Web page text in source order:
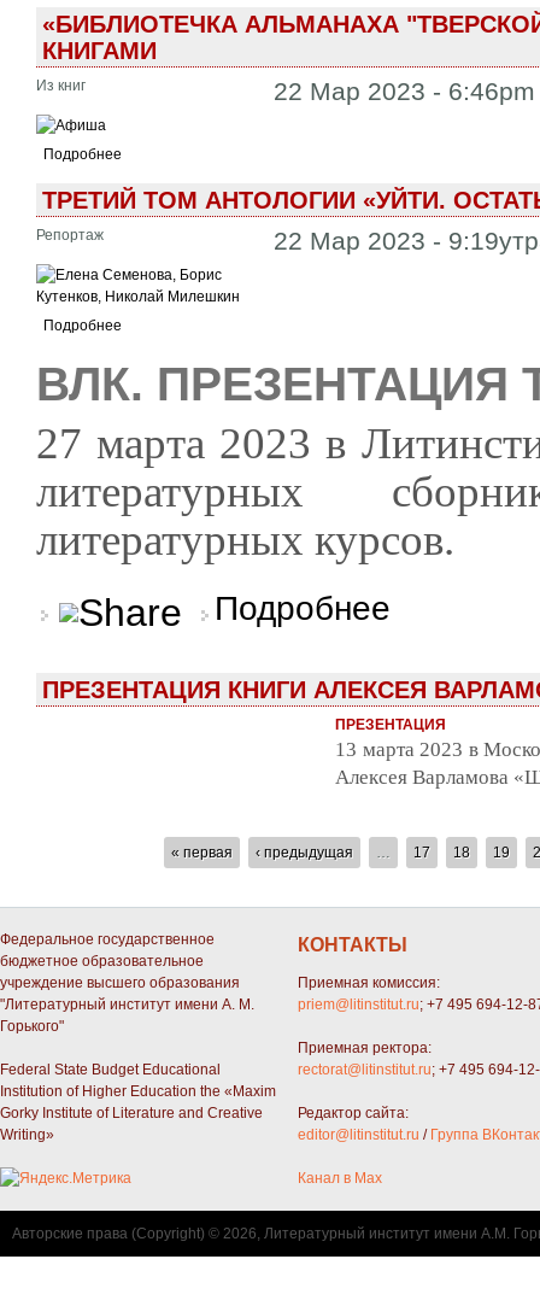
«БИБЛИОТЕЧКА АЛЬМАНАХА
КНИГАМИ
Из книг 22 Мар 2023 - 6:46pm
Подробнее
ТРЕТИЙ ТОМ АНТОЛОГИИ «УЙТИ.
Репортаж 22 Мар 2023 -
Подробнее
ВЛК. ПРЕЗЕНТАЦИЯ
27 марта 2023 в
литературных
литературных курсов.
Подробнее
ПРЕЗЕНТАЦИЯ КНИГИ АЛЕКСЕЯ
ПРЕЗЕНТАЦИЯ
13 марта 2023 в
Алексея Варламова
СТРАНИЦЫ« первая ‹ предыдущая … 17 18 19
Федеральное государственное
бюджетное образовательное
учреждение высшего образования
"Литературный институт имени А. М.
Горького"
Federal State Budget Educational
Institution of Higher Education the «Maxim
Gorky Institute of Literature and Creative
Writing»
КОНТАКТЫ
Приемная комиссия:
priem@litinstitut.ru; +7 495 694-12-
Приемная ректора:
rectorat@litinstitut.ru; +7 495 694-
Редактор сайта:
editor@litinstitut.ru / Группа
Канал в Max
Авторские права (Copyright) © 2026, Литературный институт имени А.М.